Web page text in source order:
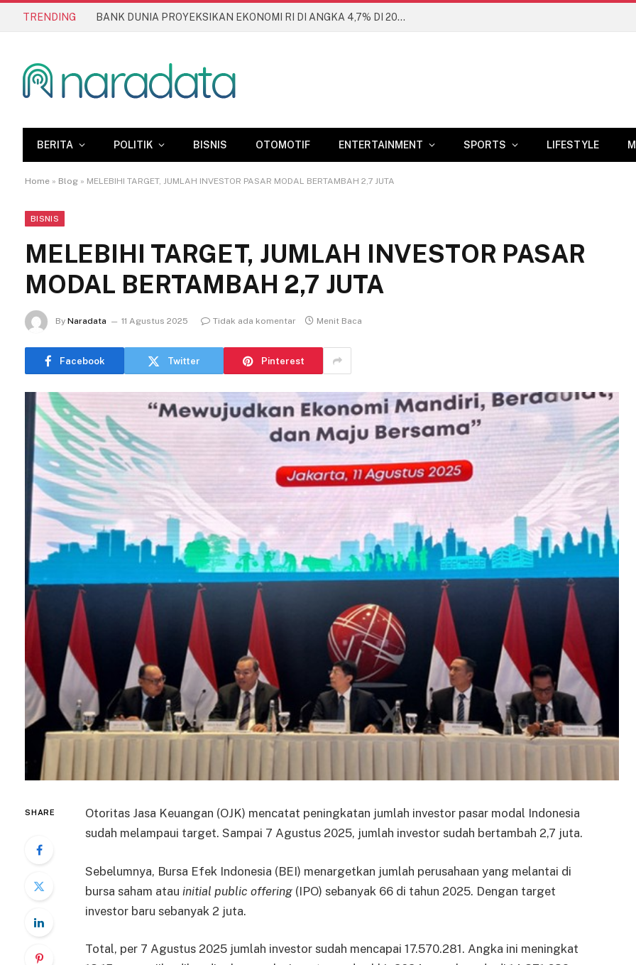
TRENDING BANK DUNIA PROYEKSIKAN EKONOMI RI DI ANGKA 4,7% DI 2026
BERITA POLITIK BISNIS OTOMOTIF ENTERTAINMENT SPORTS LIFESTYLE
Home » Blog » MELEBIHI TARGET, JUMLAH INVESTOR PASAR MODAL BERTAMBAH 2,7 JUTA
BISNIS
MELEBIHI TARGET, JUMLAH INVESTOR PASAR
MODAL BERTAMBAH 2,7 JUTA
By Naradata 11 Agustus 2025 Tidak ada komentar Menit Baca
Facebook Twitter Pinterest
SHARE
Otoritas Jasa Keuangan (OJK) mencatat peningkatan jumlah investor pasar modal Indonesia
sudah melampaui target. Sampai 7 Agustus 2025, jumlah investor sudah bertambah 2,7 juta.
Sebelumnya, Bursa Efek Indonesia (BEI) menargetkan jumlah perusahaan yang melantai di
bursa saham atau initial public offering(IPO) sebanyak 66 di tahun 2025. Dengan target
investor baru sebanyak 2 juta.
Total, per 7 Agustus 2025 jumlah investor sudah mencapai 17.570.281. Angka ini meningkat